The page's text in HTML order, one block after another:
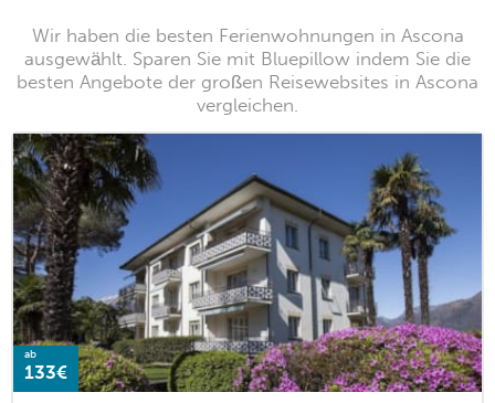
Wir haben die besten Ferienwohnungen in Ascona
ausgewählt. Sparen Sie mit Bluepillow indem Sie die
besten Angebote der großen Reisewebsites in Ascona
vergleichen.
ab
133€